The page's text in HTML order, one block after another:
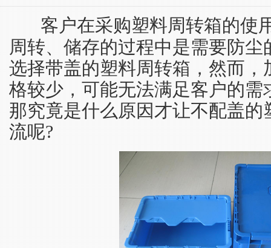
客户在采购塑料周转箱的使
周转、储存的过程中是需要防
选择带盖的塑料周转箱，然而，
格较少，可能无法满足客户的需
那究竟是什么原因才让不配盖的
流呢?